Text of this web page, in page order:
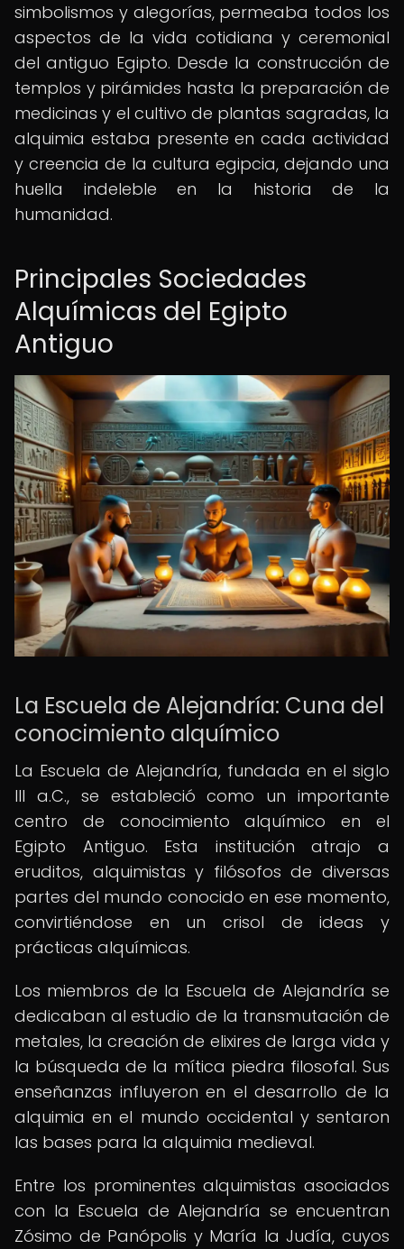
simbolismos y alegorías, permeaba todos los
aspectos de la vida cotidiana y ceremonial
del antiguo Egipto. Desde la construcción de
templos y pirámides hasta la preparación de
medicinas y el cultivo de plantas sagradas, la
alquimia estaba presente en cada actividad
y creencia de la cultura egipcia, dejando una
huella indeleble en la historia de la
humanidad.
Principales Sociedades
Alquímicas del Egipto
Antiguo
La Escuela de Alejandría: Cuna del
conocimiento alquímico
La Escuela de Alejandría, fundada en el siglo
III a.C., se estableció como un importante
centro de conocimiento alquímico en el
Egipto Antiguo. Esta institución atrajo a
eruditos, alquimistas y filósofos de diversas
partes del mundo conocido en ese momento,
convirtiéndose en un crisol de ideas y
prácticas alquímicas.
Los miembros de la Escuela de Alejandría se
dedicaban al estudio de la transmutación de
metales, la creación de elixires de larga vida y
la búsqueda de la mítica piedra filosofal. Sus
enseñanzas influyeron en el desarrollo de la
alquimia en el mundo occidental y sentaron
las bases para la alquimia medieval.
Entre los prominentes alquimistas asociados
con la Escuela de Alejandría se encuentran
Zósimo de Panópolis y María la Judía, cuyos